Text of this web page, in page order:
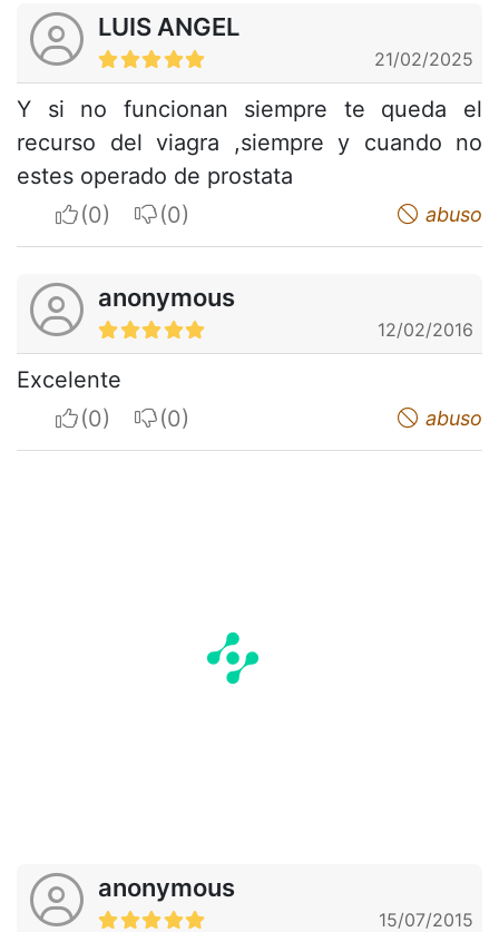
LUIS ANGEL
21/02/2025
Y si no funcionan siempre te queda el
recurso del viagra ,siempre y cuando no
estes operado de prostata
I apreciateI do not appreciate abuso
anonymous
12/02/2016
Excelente
I apreciateI do not appreciate abuso
anonymous
15/07/2015